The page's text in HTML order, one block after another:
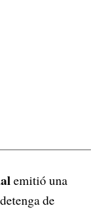
emitió una
de